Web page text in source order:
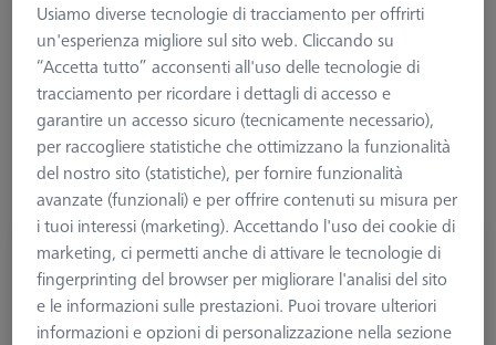
tavole rotanti RT
Maggiori informazioni su Per tavole roranti
RT
Set per qualifica RT
626106-9370-000
Usiamo diverse tecnologie di tracciamento per offrirti
un'esperienza migliore sul sito web. Cliccando su
“Accetta tutto” acconsenti all'uso delle tecnologie di
tracciamento per ricordare i dettagli di accesso e
garantire un accesso sicuro (tecnicamente necessario),
per raccogliere statistiche che ottimizzano la funzionalità
del nostro sito (statistiche), per fornire funzionalità
avanzate (funzionali) e per offrire contenuti su misura per
i tuoi interessi (marketing). Accettando l'uso dei cookie di
marketing, ci permetti anche di attivare le tecnologie di
fingerprinting del browser per migliorare l'analisi del sito
e le informazioni sulle prestazioni. Puoi trovare ulteriori
informazioni e opzioni di personalizzazione nella sezione